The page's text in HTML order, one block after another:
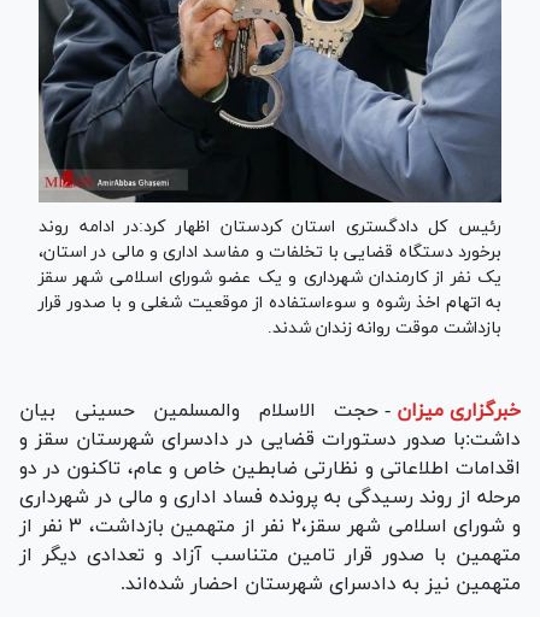
رئیس کل دادگستری استان کردستان اظهار کرد:در ادامه روند
برخورد دستگاه قضایی با تخلفات و مفاسد اداری و مالی در استان،
یک نفر از کارمندان شهرداری و یک عضو شورای اسلامی شهر سقز
به اتهام اخذ رشوه و سوءاستفاده از موقعیت شغلی و با صدور قرار
بازداشت موقت روانه زندان شدند.
خبرگزاری میزان - حجت الاسلام والمسلمین حسینی بیان
داشت:با صدور دستورات قضایی در دادسرای شهرستان سقز و
اقدامات اطلاعاتی و نظارتی ضابطین خاص و عام، تاکنون در دو
مرحله از روند رسیدگی به پرونده فساد اداری و مالی در شهرداری
و شورای اسلامی شهر سقز،۲ نفر از متهمین بازداشت، ۳ نفر از
متهمین با صدور قرار تامین متناسب آزاد و تعدادی دیگر از
متهمین نیز به دادسرای شهرستان احضار شده‌اند.